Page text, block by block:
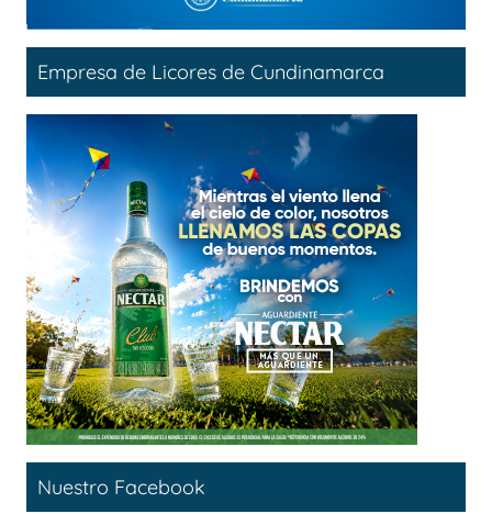
Empresa de Licores de Cundinamarca
Nuestro Facebook